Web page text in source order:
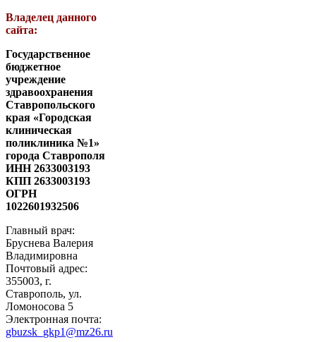
Владелец данного
сайта:
Государственное
бюджетное
учреждение
здравоохранения
Ставропольского
края «Городская
клиническая
поликлиника №1»
города Ставрополя
ИНН 2633003193
КПП 2633003193
ОГРН
1022601932506
Главный врач:
Бруснева Валерия
Владимировна
Почтовый адрес:
355003, г.
Ставрополь, ул.
Ломоносова 5
Электронная почта:
gbuzsk_gkp1@mz26.ru